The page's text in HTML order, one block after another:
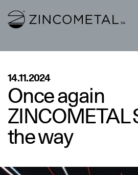
Link to homepage
14.11.2024
Once again
ZINCOMETAL
the way